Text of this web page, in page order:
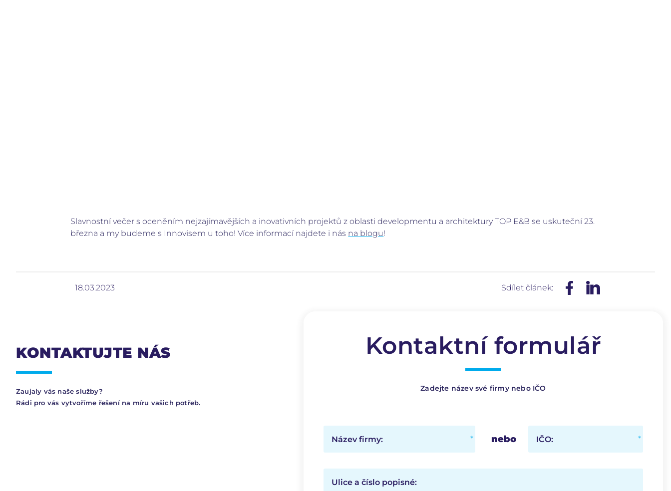
Slavnostní večer s oceněním nejzajímavějších a inovativních projektů z oblasti developmentu a architektury TOP E&B se uskuteční 23.
března a my budeme s Innovisem u toho! Více informací najdete i nás na blogu!
18.03.2023 Sdílet článek:
KONTAKTUJTE NÁS
Zaujaly vás naše služby?
Rádi pro vás vytvoříme řešení na míru vašich potřeb.
Kontaktní formulář
Zadejte název své firmy nebo IČO
Název firmy: nebo IČO:
Ulice a číslo popisné: